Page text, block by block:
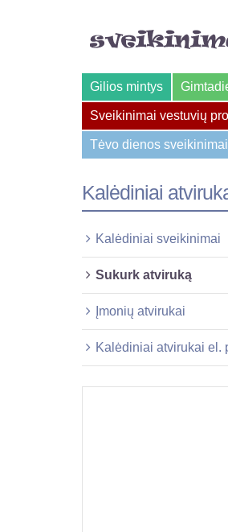
Gilios mintys
Sveikinimai vestuvių
Tėvo dienos sveikinimai
Kalėdiniai
Kalėdiniai sveikinimai
Sukurk atviruką
Įmonių atvirukai
Kalėdiniai atvirukai el.